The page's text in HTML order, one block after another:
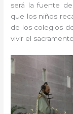
será la fuente
que los niños
de los colegios
vivir el